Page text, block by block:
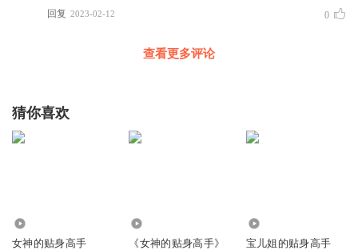
回复 2023-02-12 0
查看更多评论
猜你喜欢
女神的贴身高手 《女神的贴身高手》 宝儿姐的贴身高手